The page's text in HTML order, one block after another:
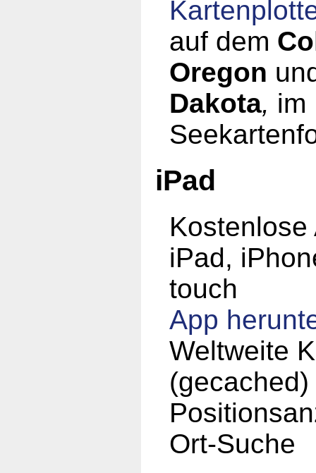
auf dem
Oregon
Dakota, im
iPad
Kostenlose
iPad,
touch
App
Weltweite
(gecached)
Ort-Suche